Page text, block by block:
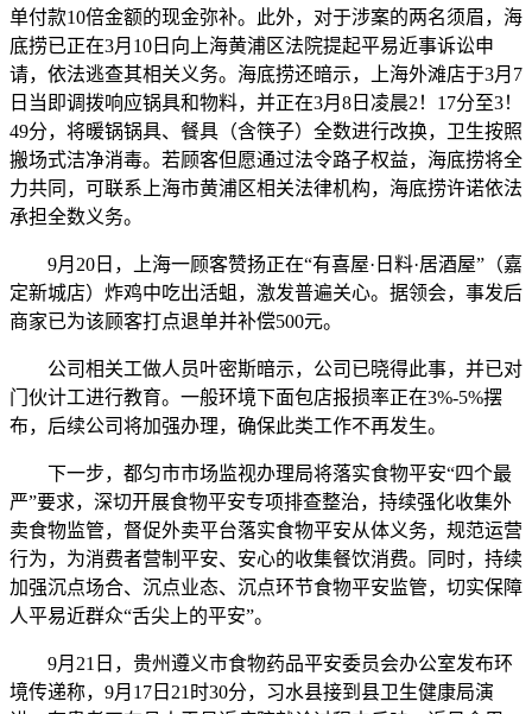
单付款10倍金额的现金弥补。此外，对于涉案的两名须眉，海
底捞已正在3月10日向上海黄浦区法院提起平易近事诉讼申
请，依法逃查其相关义务。海底捞还暗示，上海外滩店于3月7
日当即调拨响应锅具和物料，并正在3月8日凌晨2！17分至3！
49分，将暖锅锅具、餐具（含筷子）全数进行改换，卫生按照
搬场式洁净消毒。若顾客但愿通过法令路子权益，海底捞将全
力共同，可联系上海市黄浦区相关法律机构，海底捞许诺依法
承担全数义务。
9月20日，上海一顾客赞扬正在“有喜屋·日料·居酒屋”（嘉
定新城店）炸鸡中吃出活蛆，激发普遍关心。据领会，事发后
商家已为该顾客打点退单并补偿500元。
公司相关工做人员叶密斯暗示，公司已晓得此事，并已对
门伙计工进行教育。一般环境下面包店报损率正在3%-5%摆
布，后续公司将加强办理，确保此类工作不再发生。
下一步，都匀市市场监视办理局将落实食物平安“四个最
严”要求，深切开展食物平安专项排查整治，持续强化收集外
卖食物监管，督促外卖平台落实食物平安从体义务，规范运营
行为，为消费者营制平安、安心的收集餐饮消费。同时，持续
加强沉点场合、沉点业态、沉点环节食物平安监管，切实保障
人平易近群众“舌尖上的平安”。
9月21日，贵州遵义市食物药品平安委员会办公室发布环
境传递称，9月17日21时30分，习水县接到县卫生健康局演